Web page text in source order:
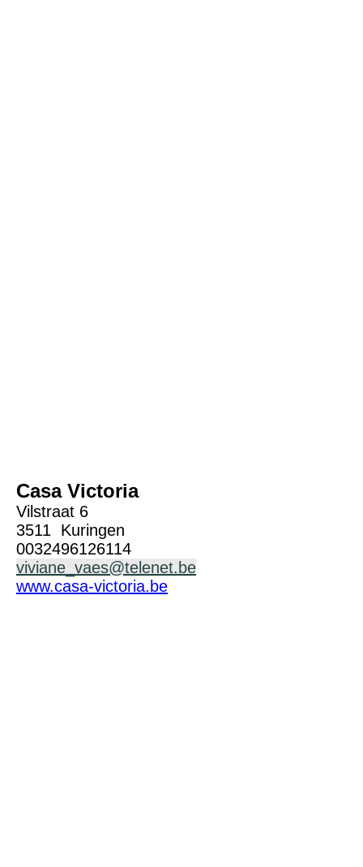
Casa Victoria
Vilstraat 6
3511 Kuringen
0032496126114
viviane_vaes@telenet.be
www.casa-victoria.be